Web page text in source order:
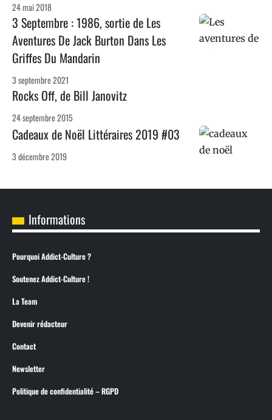
24 mai 2018
3 Septembre : 1986, sortie de Les
Aventures De Jack Burton Dans Les
Griffes Du Mandarin
3 septembre 2021
Rocks Off, de Bill Janovitz
24 septembre 2015
Cadeaux de Noël Littéraires 2019 #03
3 décembre 2019
Informations
Pourquoi Addict-Culture ?
Soutenez Addict-Culture !
La Team
Devenir rédacteur
Contact
Newsletter
Politique de confidentialité – RGPD